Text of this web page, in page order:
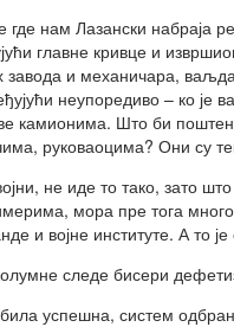
нам Лазански набраја
главне кривце и
завода и механичара,
неупоредиво – ко је
камионима. Што би
руковаоцима? Они су
не иде то тако, зато
мора пре тога
и војне институте. А то
следе бисери
била успешна, систем